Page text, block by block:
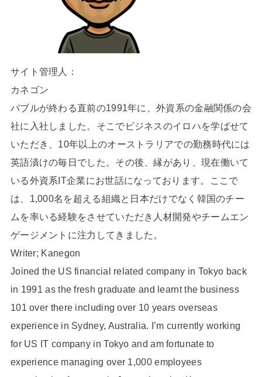
サイト管理人：
カネゴン
バブルが終わる直前の1991年に、外資系の金融関係の会
社に入社しました。そこでビジネスのイロハを学ばせて
いただき、10年以上のオーストラリアでの勤務時代には
英語漬けの毎日でした。その後、縁があり、現在働いて
いる外資系IT企業にお世話になっております。ここで
は、1,000名を超える組織と日本だけでなく韓国のチー
ムを率いる経験をさせていただき人材開発やチームエン
ゲージメントに注力してきました。
Writer; Kanegon
Joined the US financial related company in Tokyo back
in 1991 as the fresh graduate and learnt the business
101 over there including over 10 years overseas
experience in Sydney, Australia. I’m currently working
for US IT company in Tokyo and am fortunate to
experience managing over 1,000 employees